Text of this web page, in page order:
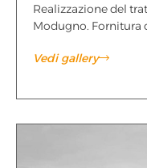
Realizzazione del
Modugno. Fornitura
Vedi gallery